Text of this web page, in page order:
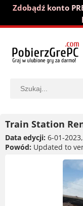
Zdobądź konto
Train Station
Data edycji: 6-01-
Powód: Updated to